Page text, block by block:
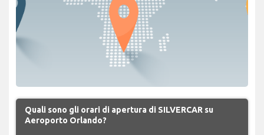
Quali sono gli orari di apertura di SILVERCAR su
Aeroporto Orlando?